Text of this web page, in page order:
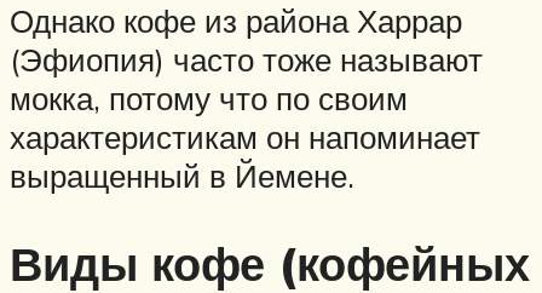
Однако кофе из района Харрар
(Эфиопия) часто тоже называют
мокка, потому что по своим
характеристикам он напоминает
выращенный в Йемене.
Виды кофе (кофейных